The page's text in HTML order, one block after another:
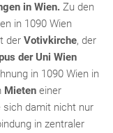
in Wien. Zu den
in 1090 Wien
der Votivkirche, der
der Uni Wien
in 1090 Wien in
Mieten einer
sich damit nicht nur
in zentraler